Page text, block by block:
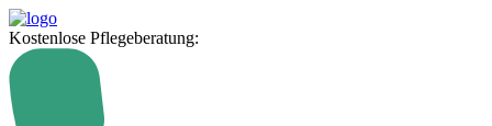
Kostenlose Pflegeberatung: